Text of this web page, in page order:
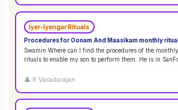
Iyer-Iyengar Rituals
Procedures for Oonam And Maasikam monthly
Swamin Where can I find the procedures of the
rituals to enable my son to perform them. He is in
👤 R.Varadarajan